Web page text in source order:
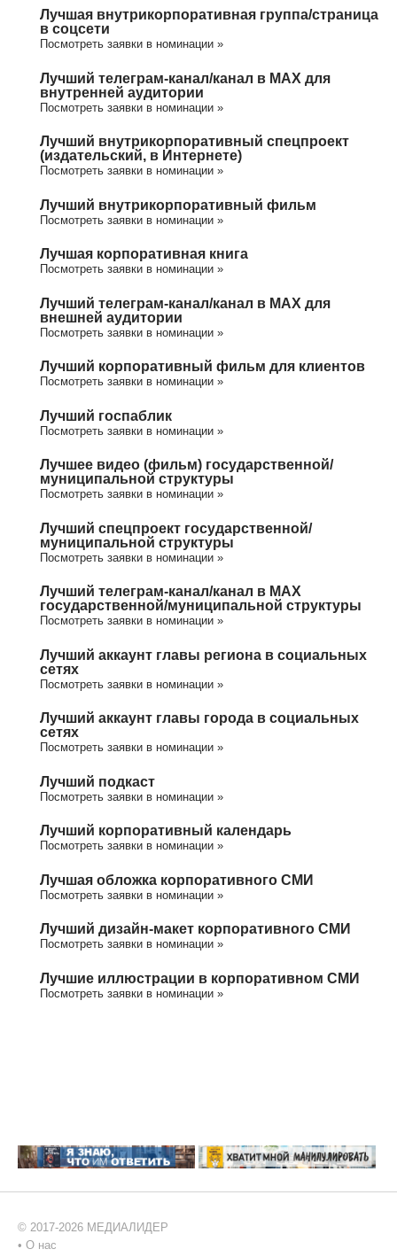
Лучшая внутрикорпоративная группа/cтраница
в соцсети
Посмотреть заявки в номинации »
Лучший телеграм-канал/канал в МАХ для
внутренней аудитории
Посмотреть заявки в номинации »
Лучший внутрикорпоративный спецпроект
(издательский, в Интернете)
Посмотреть заявки в номинации »
Лучший внутрикорпоративный фильм
Посмотреть заявки в номинации »
Лучшая корпоративная книга
Посмотреть заявки в номинации »
Лучший телеграм-канал/канал в МАХ для
внешней аудитории
Посмотреть заявки в номинации »
Лучший корпоративный фильм для клиентов
Посмотреть заявки в номинации »
Лучший госпаблик
Посмотреть заявки в номинации »
Лучшее видео (фильм) государственной/
муниципальной структуры
Посмотреть заявки в номинации »
Лучший спецпроект государственной/
муниципальной структуры
Посмотреть заявки в номинации »
Лучший телеграм-канал/канал в МАХ
государственной/муниципальной структуры
Посмотреть заявки в номинации »
Лучший аккаунт главы региона в социальных
сетях
Посмотреть заявки в номинации »
Лучший аккаунт главы города в социальных
сетях
Посмотреть заявки в номинации »
Лучший подкаст
Посмотреть заявки в номинации »
Лучший корпоративный календарь
Посмотреть заявки в номинации »
Лучшая обложка корпоративного СМИ
Посмотреть заявки в номинации »
Лучший дизайн-макет корпоративного СМИ
Посмотреть заявки в номинации »
Лучшие иллюстрации в корпоративном СМИ
Посмотреть заявки в номинации »
© 2017-2026 МЕДИАЛИДЕР
• О нас